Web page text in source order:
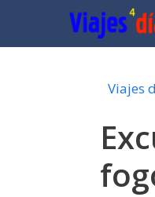
contenido
Viajes